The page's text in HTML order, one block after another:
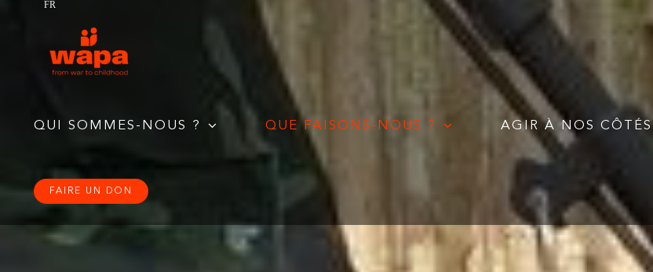
FR
QUI SOMMES-NOUS ? QUE FAISONS-NOUS ? AGIR À NOS CÔTÉS
FAIRE UN DON